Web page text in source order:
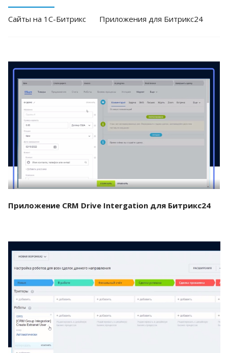
Cайты на 1С-Битрикс Приложения для Битрикс24
Смотреть проект
Приложение CRM Drive Intergation для Битрикс24
Смотреть проект